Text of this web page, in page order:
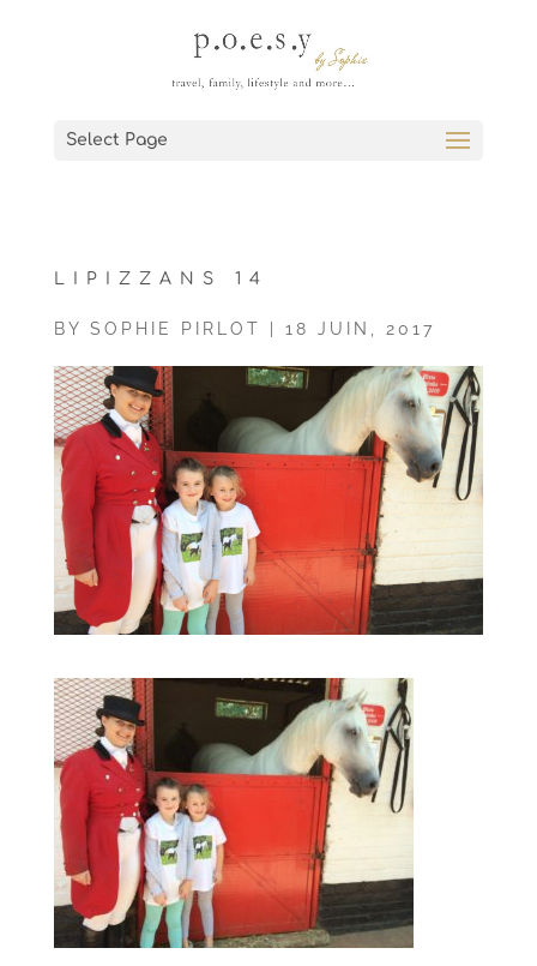
Select Page
LIPIZZANS 14
BY SOPHIE PIRLOT 18 JUIN, 2017